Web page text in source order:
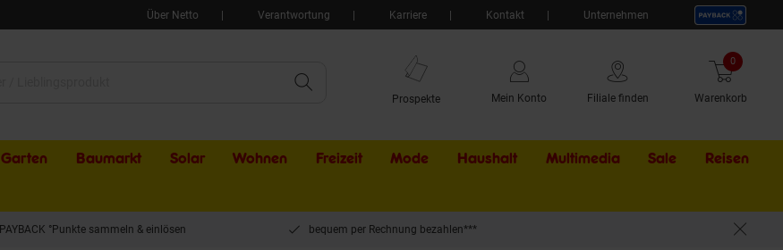
Über Netto Verantwortung Karriere Kontakt Unternehmen
Prospekte Mein Konto Filiale finden Warenkorb
0 Artikel
Garten Baumarkt Solar Wohnen Freizeit Mode Haushalt Multimedia Sale Externer
Reisen
PAYBACK °Punkte sammeln & einlösen bequem per Rechnung bezahlen***